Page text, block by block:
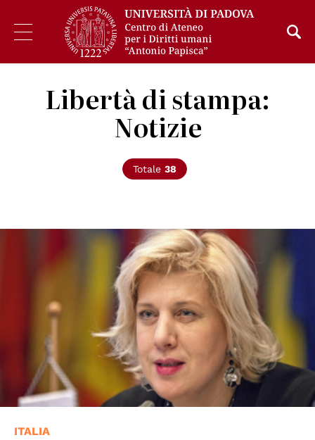
Libertà di stampa:
Notizie
Totale 38
ITALIA